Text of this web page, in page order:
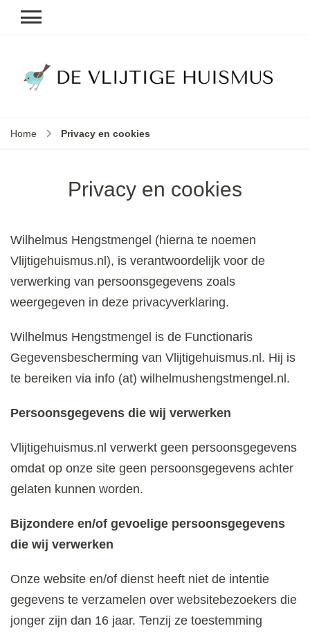
Home Privacy en cookies
Privacy en cookies
Wilhelmus Hengstmengel (hierna te noemen
Vlijtigehuismus.nl), is verantwoordelijk voor de
verwerking van persoonsgegevens zoals
weergegeven in deze privacyverklaring.
Wilhelmus Hengstmengel is de Functionaris
Gegevensbescherming van Vlijtigehuismus.nl. Hij is
te bereiken via info (at) wilhelmushengstmengel.nl.
Persoonsgegevens die wij verwerken
Vlijtigehuismus.nl verwerkt geen persoonsgegevens
omdat op onze site geen persoonsgegevens achter
gelaten kunnen worden.
Bijzondere en/of gevoelige persoonsgegevens
die wij verwerken
Onze website en/of dienst heeft niet de intentie
gegevens te verzamelen over websitebezoekers die
jonger zijn dan 16 jaar. Tenzij ze toestemming